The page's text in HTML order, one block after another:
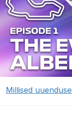
Millised